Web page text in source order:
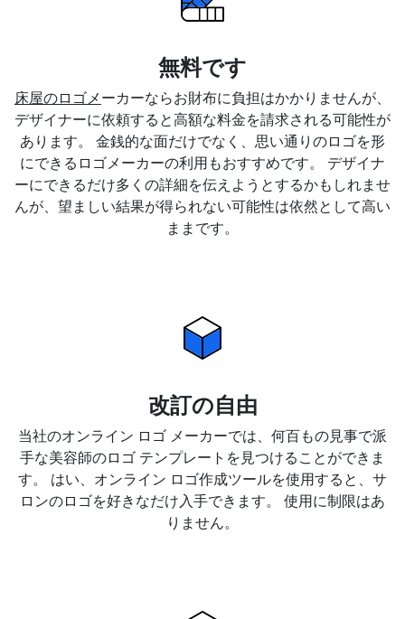
無料です
床屋のロゴメ ーカーならお財布に負担はかかりませんが、
デザイナーに依頼すると高額な料金を請求される可能性が
あります。 金銭的な面だけでなく、思い通りのロゴを形
にできるロゴメーカーの利用もおすすめです。 デザイナ
ーにできるだけ多くの詳細を伝えようとするかもしれませ
んが、望ましい結果が得られない可能性は依然として高い
ままです。
改訂の自由
当社のオンライン ロゴ メーカーでは、何百もの見事で派
手な美容師のロゴ テンプレートを見つけることができま
す。 はい、オンライン ロゴ作成ツールを使用すると、サ
ロンのロゴを好きなだけ入手できます。 使用に制限はあ
りません。